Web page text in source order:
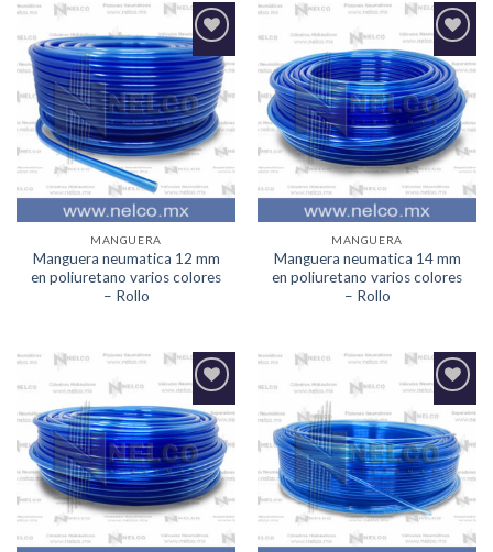
Agregar
a la
Lista de
deseos
MANGUERA
Manguera neumatica 12 mm
en poliuretano varios colores
– Rollo
Agregar
a la
Lista de
deseos
MANGUERA
Manguera neumatica 14 mm
en poliuretano varios colores
– Rollo
Agregar
a la
Lista de
deseos
Agregar
a la
Lista de
deseos